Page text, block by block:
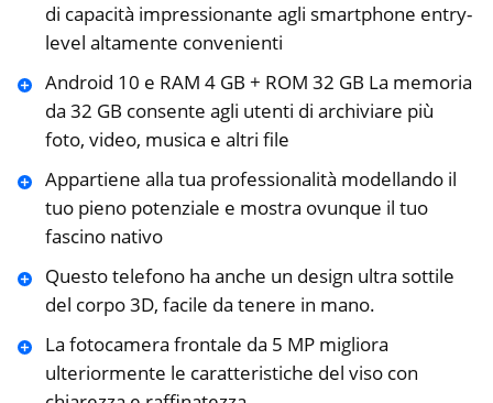
di capacità impressionante agli smartphone entry-
level altamente convenienti
Android 10 e RAM 4 GB + ROM 32 GB La memoria
da 32 GB consente agli utenti di archiviare più
foto, video, musica e altri file
Appartiene alla tua professionalità modellando il
tuo pieno potenziale e mostra ovunque il tuo
fascino nativo
Questo telefono ha anche un design ultra sottile
del corpo 3D, facile da tenere in mano.
La fotocamera frontale da 5 MP migliora
ulteriormente le caratteristiche del viso con